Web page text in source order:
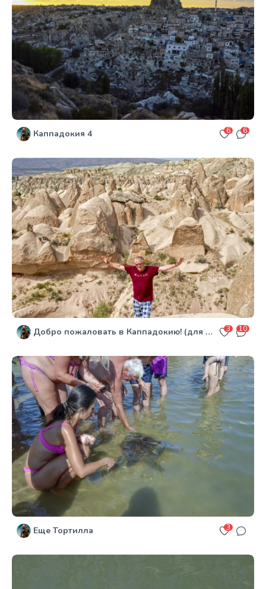
Каппадокия 4 6 6
Добро пожаловать в Каппадокию! (для Оляля) 3 10
Еще Тортилла 3